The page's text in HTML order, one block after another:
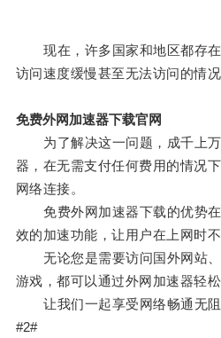
现在，许多国家和地区都存在
访问速度缓慢甚至无法访问的情况
免费外网加速器下载官网
为了解决这一问题，成千上万
器，在无需支付任何费用的情况
网络连接。
免费外网加速器下载的优势在
效的加速功能，让用户在上网时
无论您是需要访问国外网站、
游戏，都可以通过外网加速器轻松
让我们一起享受网络畅通无阻
#2#